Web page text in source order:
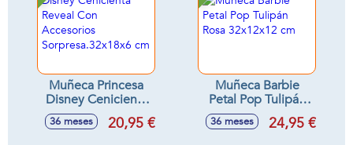
Muñeca Princesa
Disney Cenicienta
Reveal Con
Accesorios
36 meses 20,95 €
Muñeca Barbie
Petal Pop Tulipán
Rosa 32x12x12 cm
36 meses 24,95 €